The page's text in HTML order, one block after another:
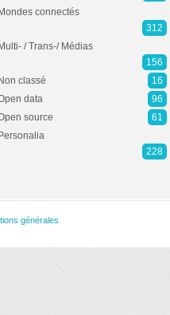
Mondes connectés
312
Multi- / Trans-/ Médias
156
Non classé
16
data
96
source
61
Personalia
228
générales